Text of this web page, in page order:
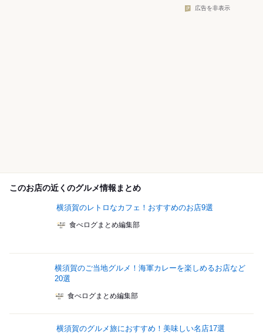
広告を非表示
このお店の近くのグルメ情報まとめ
横須賀のレトロなカフェ！おすすめのお店9選
食べログまとめ編集部
横須賀のご当地グルメ！海軍カレーを楽しめるお店など
20選
食べログまとめ編集部
横須賀のグルメ旅におすすめ！美味しい名店17選